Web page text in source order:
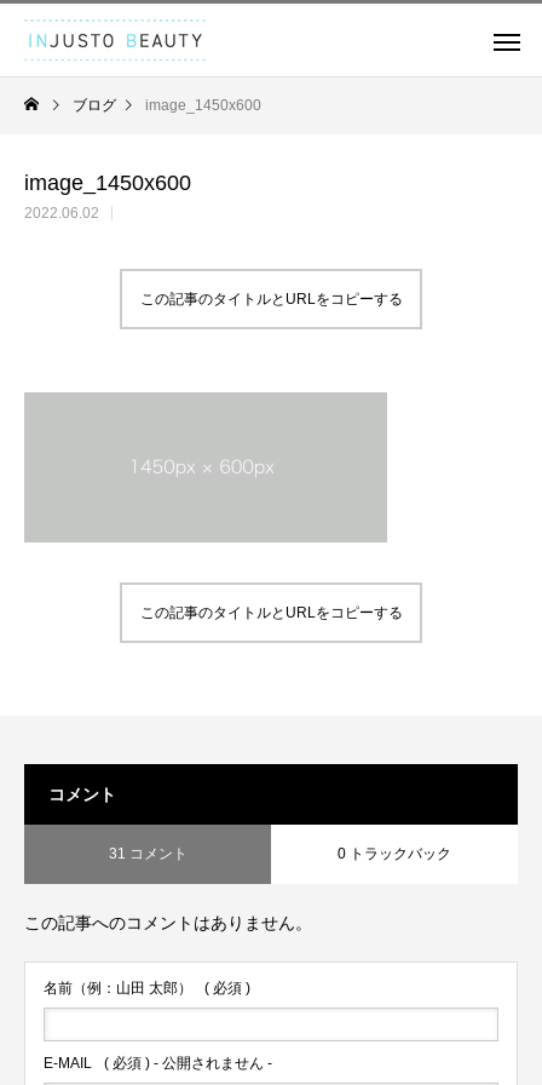
ブログ image_1450x600
image_1450x600
2022.06.02
この記事のタイトルとURLをコピーする
この記事のタイトルとURLをコピーする
コメント
31 コメント 0 トラックバック
この記事へのコメントはありません。
名前（例：山田 太郎） ( 必須 )
E-MAIL ( 必須 ) - 公開されません -